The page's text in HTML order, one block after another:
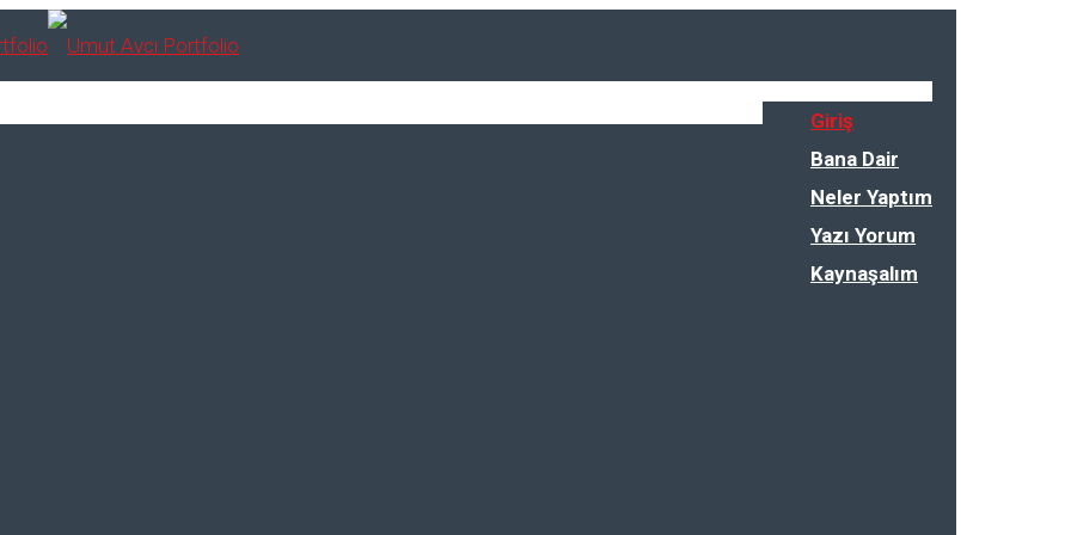
Giriş
Bana Dair
Neler Yaptım
Yazı Yorum
Kaynaşalım